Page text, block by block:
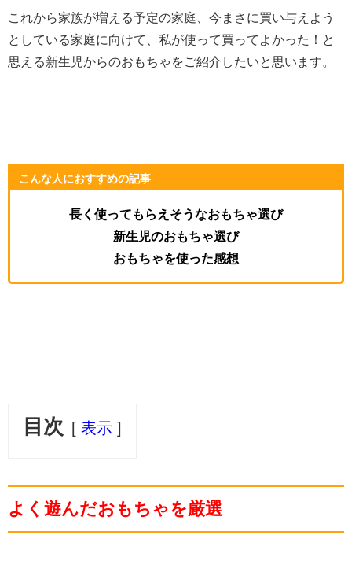
これから家族が増える予定の家庭、今まさに買い与えよう
としている家庭に向けて、私が使って買ってよかった！と
思える新生児からのおもちゃをご紹介したいと思います。
こんな人におすすめの記事
長く使ってもらえそうなおもちゃ選び
新生児のおもちゃ選び
おもちゃを使った感想
目次 表示
よく遊んだおもちゃを厳選